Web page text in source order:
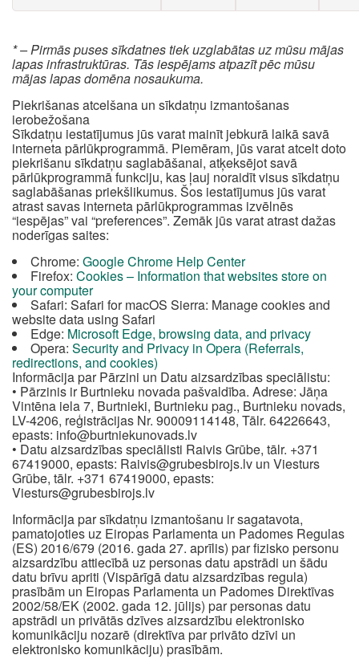
* – Pirmās puses sīkdatnes tiek uzglabātas uz mūsu mājas
lapas infrastruktūras. Tās iespējams atpazīt pēc mūsu
mājas lapas domēna nosaukuma.
Piekrišanas atcelšana un sīkdatņu izmantošanas
ierobežošana
Sīkdatņu iestatījumus jūs varat mainīt jebkurā laikā savā
interneta pārlūkprogrammā. Piemēram, jūs varat atcelt doto
piekrišanu sīkdatņu saglabāšanai, atķeksējot savā
pārlūkprogrammā funkciju, kas ļauj noraidīt visus sīkdatņu
saglabāšanas priekšlikumus. Šos iestatījumus jūs varat
atrast savas interneta pārlūkprogrammas izvēlnēs
“iespējas” vai “preferences”. Zemāk jūs varat atrast dažas
noderīgas saites:
Chrome: Google Chrome Help Center
Firefox: Cookies – Information that websites store on
your computer
Safari: Safari for macOS Sierra: Manage cookies and
website data using Safari
Edge: Microsoft Edge, browsing data, and privacy
Opera: Security and Privacy in Opera (Referrals,
redirections, and cookies)
Informācija par Pārzini un Datu aizsardzības speciālistu:
• Pārzinis ir Burtnieku novada pašvaldība. Adrese: Jāņa
Vintēna iela 7, Burtnieki, Burtnieku pag., Burtnieku novads,
LV-4206, reģistrācijas Nr. 90009114148, Tālr. 64226643,
epasts: info@burtniekunovads.lv
• Datu aizsardzības speciālisti Raivis Grūbe, tālr. +371
67419000, epasts: Raivis@grubesbirojs.lv un Viesturs
Grūbe, tālr. +371 67419000, epasts:
Viesturs@grubesbirojs.lv
Informācija par sīkdatņu izmantošanu ir sagatavota,
pamatojoties uz Eiropas Parlamenta un Padomes Regulas
(ES) 2016/679 (2016. gada 27. aprīlis) par fizisko personu
aizsardzību attiecībā uz personas datu apstrādi un šādu
datu brīvu apriti (Vispārīgā datu aizsardzības regula)
prasībām un Eiropas Parlamenta un Padomes Direktīvas
2002/58/EK (2002. gada 12. jūlijs) par personas datu
apstrādi un privātās dzīves aizsardzību elektronisko
komunikāciju nozarē (direktīva par privāto dzīvi un
elektronisko komunikāciju) prasībām.